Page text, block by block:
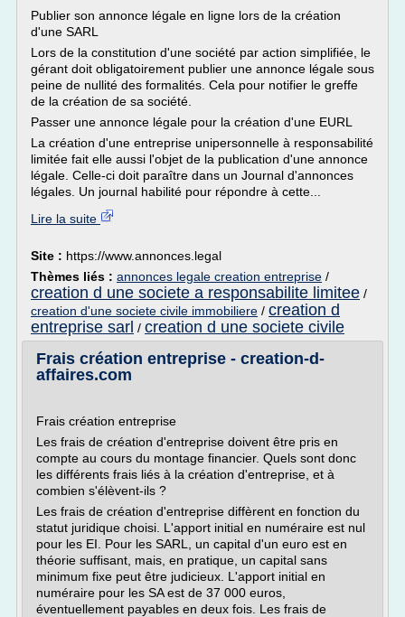
Publier son annonce légale en ligne lors de la création
d'une SARL
Lors de la constitution d'une société par action simplifiée, le
gérant doit obligatoirement publier une annonce légale sous
peine de nullité des formalités. Cela pour notifier le greffe
de la création de sa société.
Passer une annonce légale pour la création d'une EURL
La création d'une entreprise unipersonnelle à responsabilité
limitée fait elle aussi l'objet de la publication d'une annonce
légale. Celle-ci doit paraître dans un Journal d'annonces
légales. Un journal habilité pour répondre à cette...
Lire la suite
Site : https://www.annonces.legal
Thèmes liés : annonces legale creation entreprise /
creation d une societe a responsabilite limitee /
creation d'une societe civile immobiliere / creation d
entreprise sarl / creation d une societe civile
Frais création entreprise - creation-d-
affaires.com
Frais création entreprise
Les frais de création d'entreprise doivent être pris en
compte au cours du montage financier. Quels sont donc
les différents frais liés à la création d'entreprise, et à
combien s'élèvent-ils ?
Les frais de création d'entreprise diffèrent en fonction du
statut juridique choisi. L'apport initial en numéraire est nul
pour les EI. Pour les SARL, un capital d'un euro est en
théorie suffisant, mais, en pratique, un capital sans
minimum fixe peut être judicieux. L'apport initial en
numéraire pour les SA est de 37 000 euros,
éventuellement payables en deux fois. Les frais de